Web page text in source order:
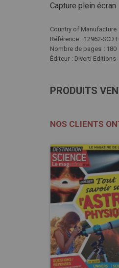
Capture plein écran
Plus
d'infos
Country of Manufacture
Référence
12962-SCD
Nombre de pages
180
Éditeur
Diverti Editions
PRODUITS
NOS CLIENTS